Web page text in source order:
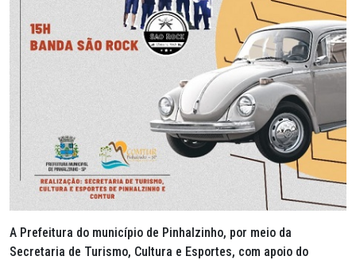
A Prefeitura do município de Pinhalzinho, por meio da
Secretaria de Turismo, Cultura e Esportes, com apoio do